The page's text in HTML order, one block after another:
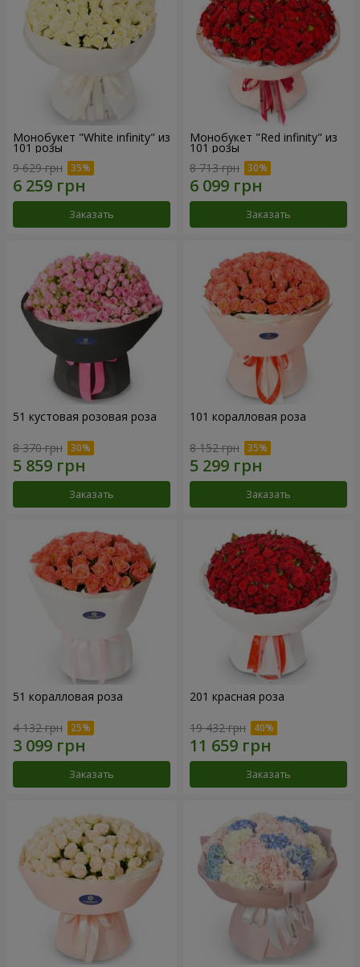
Монобукет "White infinity" из
101 розы
9 629 грн
Заказать
Монобукет "Red infinity" из
101 розы
8 713 грн
Заказать
51 кустовая розовая роза
8 370 грн
Заказать
101 коралловая роза
8 152 грн
Заказать
51 коралловая роза
4 132 грн
Заказать
201 красная роза
19 432 грн
Заказать